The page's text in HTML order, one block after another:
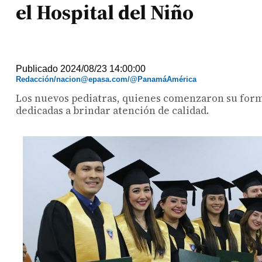
el Hospital del Niño
Publicado 2024/08/23 14:00:00
Redacción/nacion@epasa.com/@PanamáAmérica
Los nuevos pediatras, quienes comenzaron su
dedicadas a brindar atención de calidad.